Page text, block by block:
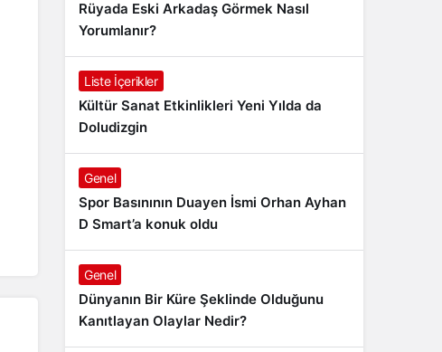
Rüyada Eski Arkadaş Görmek Nasıl
Yorumlanır?
Liste İçerikler
Kültür Sanat Etkinlikleri Yeni Yılda da
Doludizgin
Genel
Spor Basınının Duayen İsmi Orhan Ayhan
D Smart’a konuk oldu
Genel
Dünyanın Bir Küre Şeklinde Olduğunu
Kanıtlayan Olaylar Nedir?